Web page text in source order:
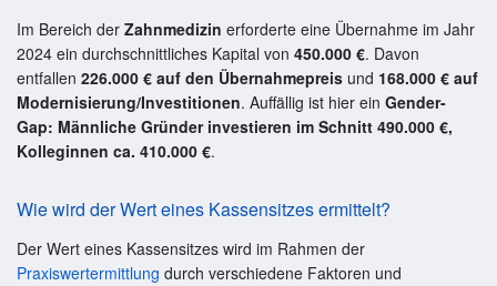
Im Bereich der Zahnmedizin erforderte eine Übernahme im Jahr
2024 ein durchschnittliches Kapital von 450.000 €. Davon
entfallen 226.000 € auf den Übernahmepreis und 168.000 € auf
Modernisierung/Investitionen. Auffällig ist hier ein Gender-
Gap: Männliche Gründer investieren im Schnitt 490.000 €,
Kolleginnen ca. 410.000 €.
Wie wird der Wert eines Kassensitzes ermittelt?
Der Wert eines Kassensitzes wird im Rahmen der
Praxiswertermittlung durch verschiedene Faktoren und